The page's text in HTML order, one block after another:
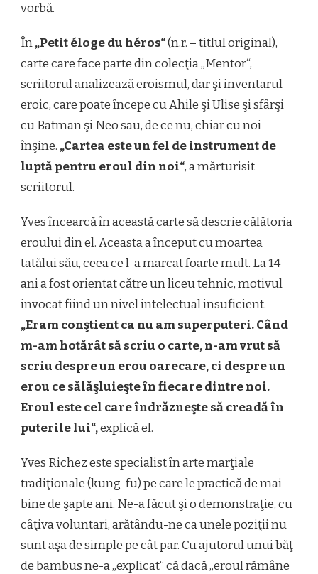
vorbă.
În„Petit éloge du héros“(n.r. – titlul original),
carte care face parte din colecţia „Mentor“,
scriitorul analizează eroismul, dar şi inventarul
eroic, care poate începe cu Ahile şi Ulise şi sfârşi
cu Batman şi Neo sau, de ce nu, chiar cu noi
înşine. „Cartea este un fel de instrument de
luptă pentru eroul din noi“, a mărturisit
scriitorul.
Yves încearcă în această carte să descrie călătoria
eroului din el. Aceasta a început cu moartea
tatălui său, ceea ce l-a marcat foarte mult. La 14
ani a fost orientat către un liceu tehnic, motivul
invocat fiind un nivel intelectual insuficient.
„Eram conştient ca nu am superputeri. Când
m-am hotărât să scriu o carte, n-am vrut să
scriu despre un erou oarecare, ci despre un
erou ce sălăşluieşte în fiecare dintre noi.
Eroul este cel care îndrăzneşte să creadă în
puterile lui“,explică el.
Yves Richez este specialist în arte marţiale
tradiţionale (kung-fu) pe care le practică de mai
bine de şapte ani. Ne-a făcut şi o demonstraţie, cu
câţiva voluntari, arătându-ne ca unele poziţii nu
sunt aşa de simple pe cât par. Cu ajutorul unui băţ
de bambus ne-a „explicat“ că dacă „eroul rămâne